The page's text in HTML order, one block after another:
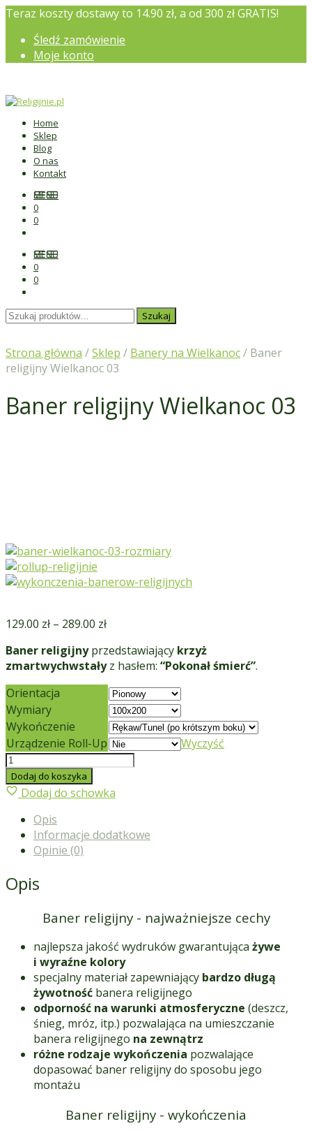
Teraz koszty dostawy to 14.90 zł, a od 300 zł GRATIS!
Śledź zamówienie
Moje konto
Home
Sklep
Blog
O nas
Kontakt
MENU
0
0
MENU
0
0
Szukaj: Szukaj
Strona główna /Sklep / Banery na Wielkanoc/ Baner
religijny Wielkanoc 03
Baner religijny Wielkanoc 03
129.00 zł – 289.00 zł
Baner religijnyprzedstawiający krzyż
zmartwychwstałyz hasłem: “Pokonał śmierć”.
Orientacja
Wymiary
Wykończenie
Urządzenie Roll-Up
Wyczyść
ilość
Baner
religijny
Wielkanoc 03
Dodaj do koszyka
Dodaj do schowka
Opis
Informacje dodatkowe
Opinie (0)
Opis
Baner religijny - najważniejsze cechy
najlepsza jakość wydruków gwarantująca żywe
i wyraźne kolory
specjalny materiał zapewniający bardzo długą
żywotność banera religijnego
odporność na warunki atmosferyczne (deszcz,
śnieg, mróz, itp.) pozwalająca na umieszczanie
banera religijnego na zewnątrz
różne rodzaje wykończenia pozwalające
dopasować baner religijny do sposobu jego
montażu
Baner religijny - wykończenia